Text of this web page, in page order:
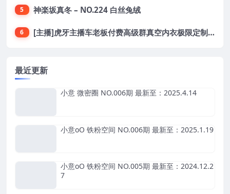
5 神楽坂真冬 – NO.224 白丝兔绒
6 [主播]虎牙主播车老板付费高级群真空内衣极限定制8分19
最近更新
小意 微密圈 NO.006期 最新至：2025.4.14
小意oO 铁粉空间 NO.006期 最新至：2025.1.19
小意oO 铁粉空间 NO.005期 最新至：2024.12.2
7